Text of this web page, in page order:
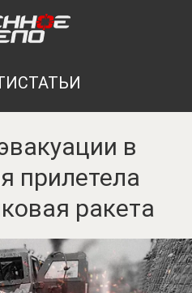
СТАТЬИ
в
прилетела
ракета